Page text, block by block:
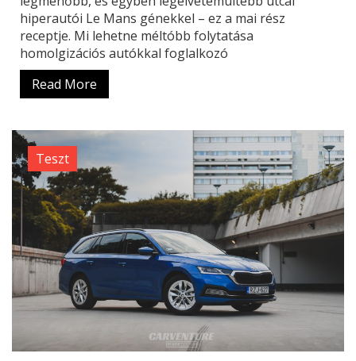
hiperautói Le Mans génekkel – ez a mai rész
receptje. Mi lehetne méltóbb folytatása
homolgizációs autókkal foglalkozó
Read More
Teszt